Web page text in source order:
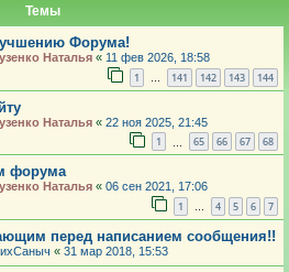
Темы
Форума!
Наталья « 11 фев 2026, 18:58
1 … 141 142 143 144
Наталья « 22 ноя 2025, 21:45
1 65 66 67 68
форума
Наталья « 06 сен 2021, 17:06
1 … 4 5 6 7
перед написанием сообщения!!
« 31 мар 2018, 15:53